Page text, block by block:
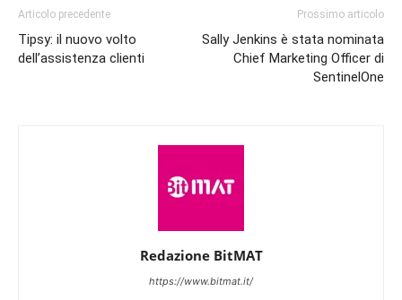
Articolo precedente
Tipsy: il nuovo volto
dell’assistenza clienti
Prossimo articolo
Sally Jenkins è stata nominata
Chief Marketing Officer di
SentinelOne
Redazione BitMAT
https://www.bitmat.it/